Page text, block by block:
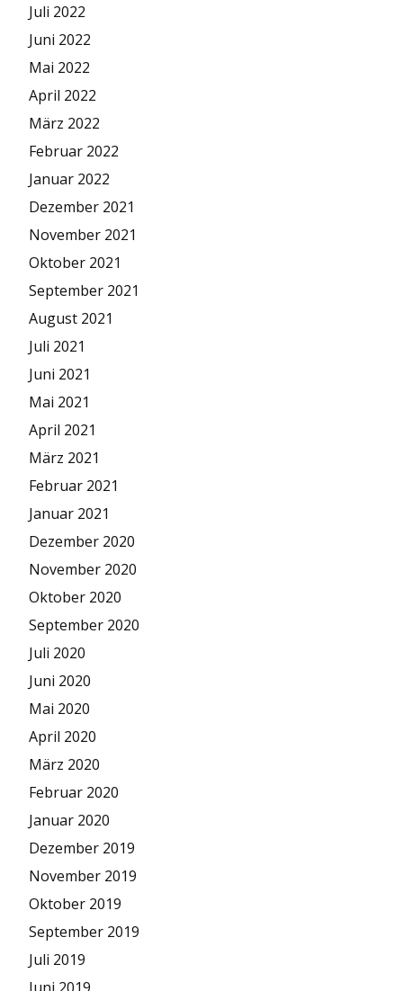
Juli 2022
Juni 2022
Mai 2022
April 2022
März 2022
Februar 2022
Januar 2022
Dezember 2021
November 2021
Oktober 2021
September 2021
August 2021
Juli 2021
Juni 2021
Mai 2021
April 2021
März 2021
Februar 2021
Januar 2021
Dezember 2020
November 2020
Oktober 2020
September 2020
Juli 2020
Juni 2020
Mai 2020
April 2020
März 2020
Februar 2020
Januar 2020
Dezember 2019
November 2019
Oktober 2019
September 2019
Juli 2019